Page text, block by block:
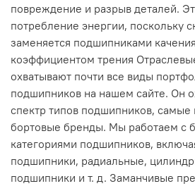
повреждение и разрыв деталей.
потребление энергии, поскольку
заменяется подшипниками
коэффициентом трения
охватывают почти все виды
подшипников на нашем сайте. Он
спектр типов подшипников,
бортовые бренды. Мы работаем с
категориями подшипников,
подшипники, радиальные,
подшипники и т. д. Заманчивые